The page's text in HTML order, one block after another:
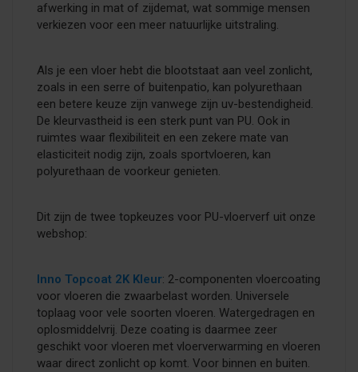
afwerking in mat of zijdemat, wat sommige mensen
verkiezen voor een meer natuurlijke uitstraling.
Als je een vloer hebt die blootstaat aan veel zonlicht,
zoals in een serre of buitenpatio, kan polyurethaan
een betere keuze zijn vanwege zijn uv-bestendigheid.
De kleurvastheid is een sterk punt van PU. Ook in
ruimtes waar flexibiliteit en een zekere mate van
elasticiteit nodig zijn, zoals sportvloeren, kan
polyurethaan de voorkeur genieten.
Dit zijn de twee topkeuzes voor PU-vloerverf uit onze
webshop:
Inno Topcoat 2K Kleur: 2-componenten vloercoating
voor vloeren die zwaarbelast worden. Universele
toplaag voor vele soorten vloeren. Watergedragen en
oplosmiddelvrij. Deze coating is daarmee zeer
geschikt voor vloeren met vloerverwarming en vloeren
waar direct zonlicht op komt. Voor binnen en buiten.